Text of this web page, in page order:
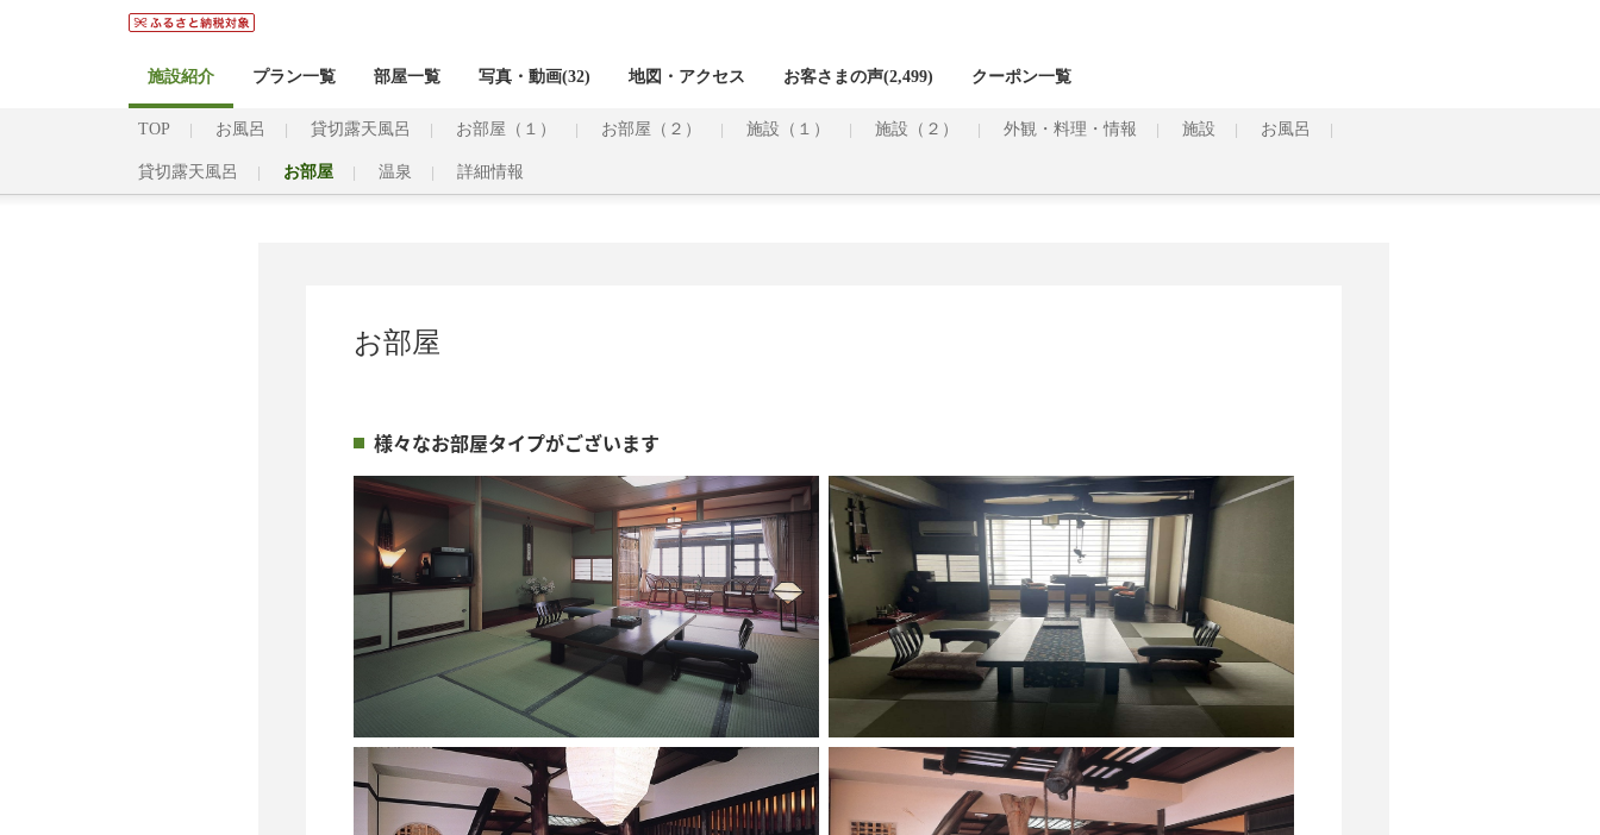
施設紹介 プラン一覧 部屋一覧 写真・動画(32) 地図・アクセス お客さまの声(2,499) クーポン一覧
TOP お風呂 貸切露天風呂 お部屋（１） お部屋（２） 施設（１） 施設（２） 外観・料理・情報 施設 お風呂
貸切露天風呂 お部屋 温泉 詳細情報
お部屋
様々なお部屋タイプがございます